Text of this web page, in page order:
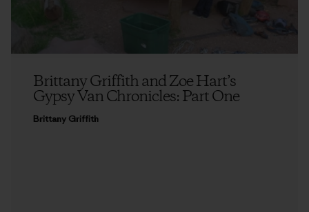
Brittany Griffith and Zoe Hart’s
Gypsy Van Chronicles: Part One
Brittany Griffith